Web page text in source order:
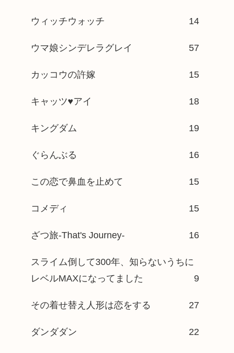
ウィッチウォッチ 14
ウマ娘シンデレラグレイ 57
カッコウの許嫁 15
キャッツ♥アイ 18
キングダム 19
ぐらんぶる 16
この恋で鼻血を止めて 15
コメディ 15
ざつ旅-That's Journey- 16
スライム倒して300年、知らないうちに
レベルMAXになってました
9
その着せ替え人形は恋をする 27
ダンダダン 22